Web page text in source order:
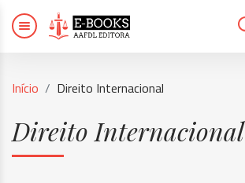
Início Direito Internacional
Direito Internacional